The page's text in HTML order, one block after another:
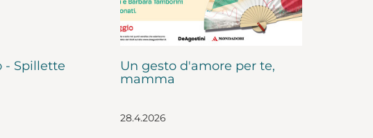
- Spillette
Un gesto d'amore per te,
mamma
28.4.2026